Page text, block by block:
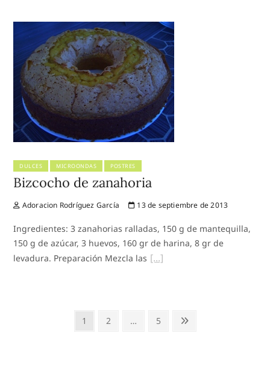
DULCES MICROONDAS POSTRES
Bizcocho de zanahoria
Adoracion Rodríguez García 13 de septiembre de 2013
Ingredientes: 3 zanahorias ralladas, 150 g de mantequilla,
150 g de azúcar, 3 huevos, 160 gr de harina, 8 gr de
levadura. Preparación Mezcla las
PaginaciónPage
1 Page
2 … Page
5
Next